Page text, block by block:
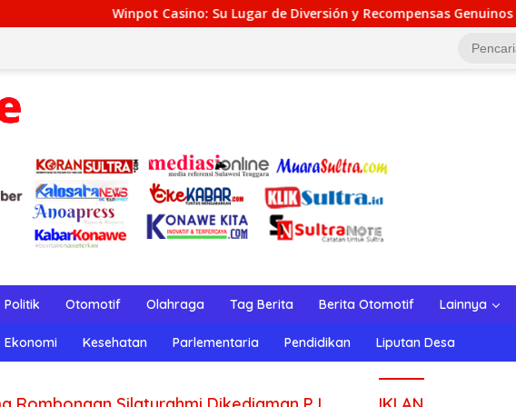
Casino: Su Lugar de Diversión y Recompensas Genuinos TeaSpin
Politik Otomotif Olahraga Tag Berita Berita Otomotif Lainnya
Ekonomi Kesehatan Parlementaria Pendidikan Liputan Desa